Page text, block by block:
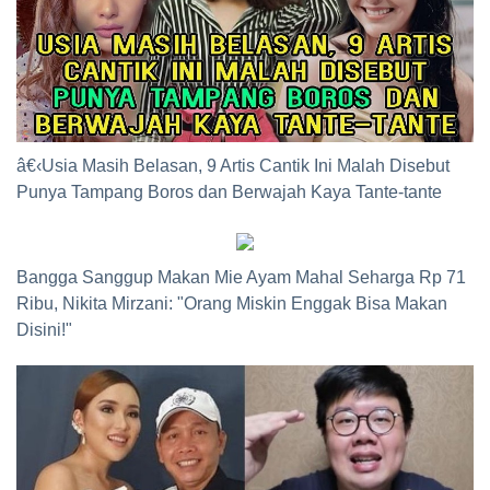
â€‹Usia Masih Belasan, 9 Artis Cantik Ini Malah Disebut
Punya Tampang Boros dan Berwajah Kaya Tante-tante
Bangga Sanggup Makan Mie Ayam Mahal Seharga Rp 71
Ribu, Nikita Mirzani: "Orang Miskin Enggak Bisa Makan
Disini!"